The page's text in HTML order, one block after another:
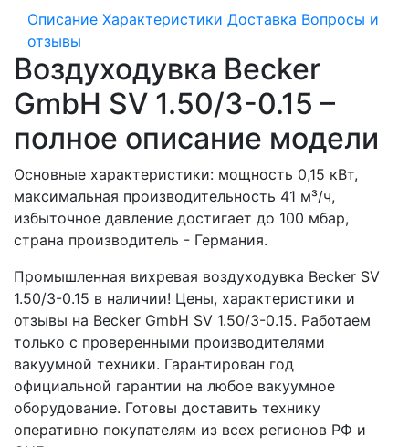
Описание Характеристики Доставка Вопросы и
отзывы
Воздуходувка Becker
GmbH SV 1.50/3-0.15 –
полное описание модели
Основные характеристики: мощность 0,15 кВт,
максимальная производительность 41 м³/ч,
избыточное давление достигает до 100 мбар,
страна производитель - Германия.
Промышленная вихревая воздуходувка Becker SV
1.50/3-0.15 в наличии! Цены, характеристики и
отзывы на Becker GmbH SV 1.50/3-0.15. Работаем
только с проверенными производителями
вакуумной техники. Гарантирован год
официальной гарантии на любое вакуумное
оборудование. Готовы доставить технику
оперативно покупателям из всех регионов РФ и